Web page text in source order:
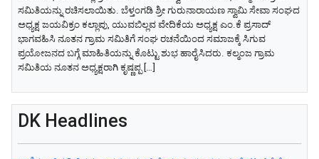
ಸಮಿತಿಯನ್ನು ರಚಿಸಲಾಯಿತು. ಬೆಳ್ತಂಗಡಿ ಶ್ರೀ ಗುರುನಾರಾಯಣ ಸ್ವಾಮಿ ಸೇವಾ ಸಂಘದ
ಅಧ್ಯಕ್ಷ ಜಯವಿಕ್ರಂ ಕಲ್ಲಾಪು, ಯುವಬಿಲ್ಲವ ವೇದಿಕೆಯ ಅಧ್ಯಕ್ಷ ಎಂ.ಕೆ ಪ್ರಸಾದ್
ಭಾಗವಹಿಸಿ ನೂತನ ಗ್ರಾಮ ಸಮಿತಿಗೆ ಸಂಘ ರಚನೆಯಿಂದ ಸಮಾಜಕ್ಕೆ ಸಿಗುವ
ಪ್ರಯೋಜನದ ಬಗ್ಗೆ ಮಾಹಿತಿಯನ್ನು ಕೊಟ್ಟು ಶುಭ ಹಾರೈಸಿದರು. ಕಲ್ಮಂಜ ಗ್ರಾಮ
ಸಮಿತಿಯ ನೂತನ ಅಧ್ಯಕ್ಷರಾಗಿ ಕೃಷ್ಣಪ್ಪ […]
DK Headlines